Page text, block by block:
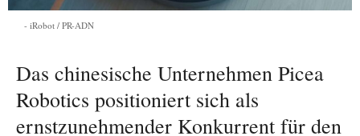
iRobot / PR-ADN
Das chinesische Unternehmen Picea
Robotics positioniert sich als
ernstzunehmender Konkurrent für den